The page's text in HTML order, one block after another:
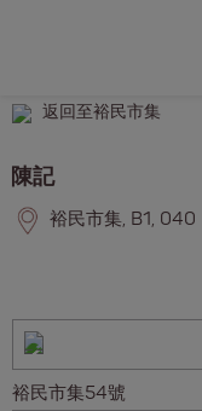
返回至裕民市集
陳記
裕民市集, B1, 040
裕民市集54號